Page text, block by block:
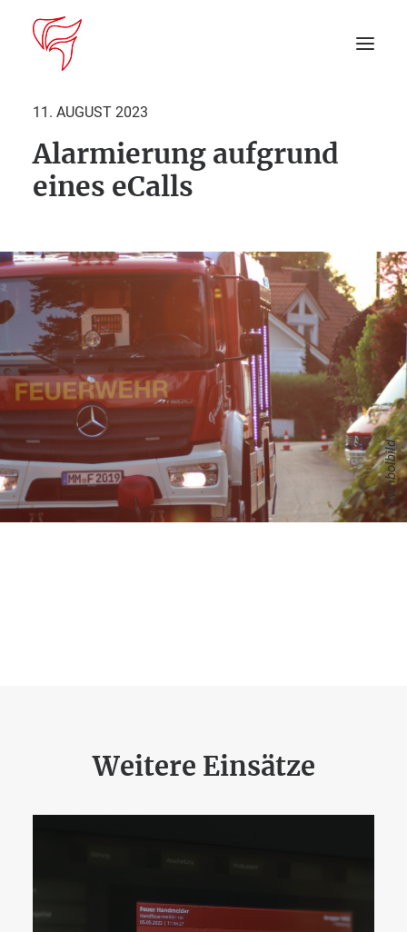
Startseite
DEIN EINSATZ
Suche
11. AUGUST 2023
Alarmierung aufgrund
eines eCalls
Symbolbild
Weitere Einsätze